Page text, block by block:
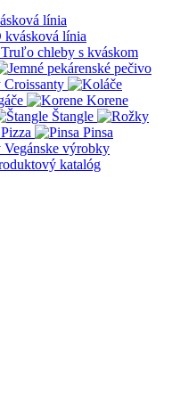
línia
línia
chleby s kváskom
Croissanty
Korene
Štangle
Pizza
Pinsa
Vegánske výrobky